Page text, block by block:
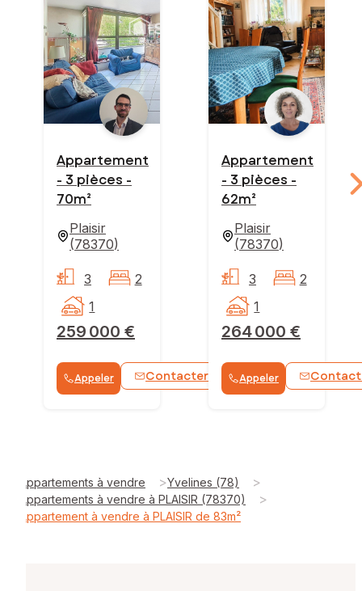
Appartement
- 3 pièces -
70m²
Plaisir
(78370)
259 000 €
3
2
1
Appeler Contacter WhatsApp
Appartement
- 3 pièces -
62m²
Plaisir
(78370)
264 000 €
3
2
1
Appeler
Appartements à vendre >Yvelines (78) >
Appartements à vendre à PLAISIR (78370) >
Appartement à vendre à PLAISIR de 83m²